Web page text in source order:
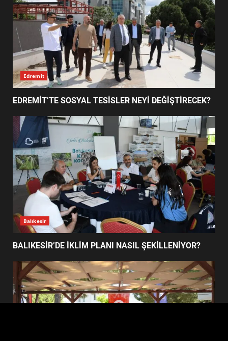
2
3
BALIKESİR’DE İKLİM PLANI
NASIL ŞEKİLLENİYOR?
4
MESAJ VERDİ?
AYVALIK’TA ŞEFFAF ÇÖP
SİSTEMİ NEYİ DEĞİŞTİRİYOR?
6
ÇAKALLAR KÖYÜNDE 20 YILLIK
SORUN NASIL 3 GÜNDE
EDREMİT YARI MARATONUNDA
Edremit
EDREMİT’TE SOSYAL TESİSLER NEYİ DEĞİŞTİRECEK?
Balıkesir
BALIKESİR’DE İKLİM PLANI NASIL ŞEKİLLENİYOR?